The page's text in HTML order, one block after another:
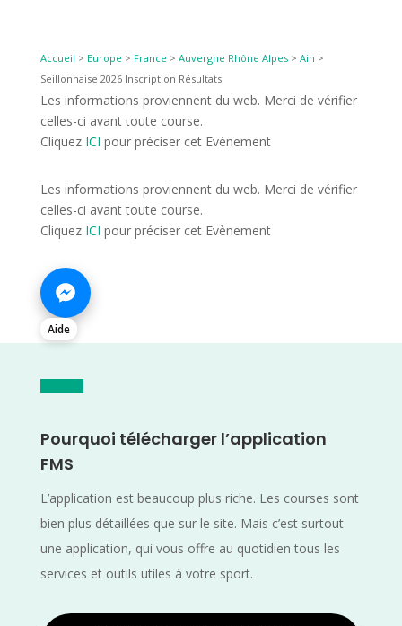
Accueil > Europe > France > Auvergne Rhône Alpes> Ain >
Seillonnaise 2026 Inscription Résultats
Les informations proviennent du web. Merci de vérifier
celles-ci avant toute course.
Cliquez ICI pour préciser cet Evènement
Les informations proviennent du web. Merci de vérifier
celles-ci avant toute course.
Cliquez ICI pour préciser cet Evènement
Aide
Pourquoi télécharger l’application
FMS
L’application est beaucoup plus riche. Les courses sont
bien plus détaillées que sur le site. Mais c’est surtout
une application, qui vous offre au quotidien tous les
services et outils utiles à votre sport.